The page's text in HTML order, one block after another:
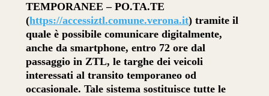
TEMPORANEE – PO.TA.TE
(https://accessiztl.comune.verona.it) tramite il
quale è possibile comunicare digitalmente,
anche da smartphone, entro 72 ore dal
passaggio in ZTL, le targhe dei veicoli
interessati al transito temporaneo od
occasionale. Tale sistema sostituisce tutte le